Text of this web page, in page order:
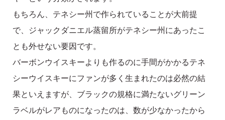
もちろん、テネシー州で作られていることが大前提
で、ジャックダニエル蒸留所がテネシー州にあったこ
とも外せない要因です。
バーボンウイスキーよりも作るのに手間がかかるテネ
シーウイスキーにファンが多く生まれたのは必然の結
果といえますが、ブラックの規格に満たないグリーン
ラベルがレアものになったのは、数が少なかったから